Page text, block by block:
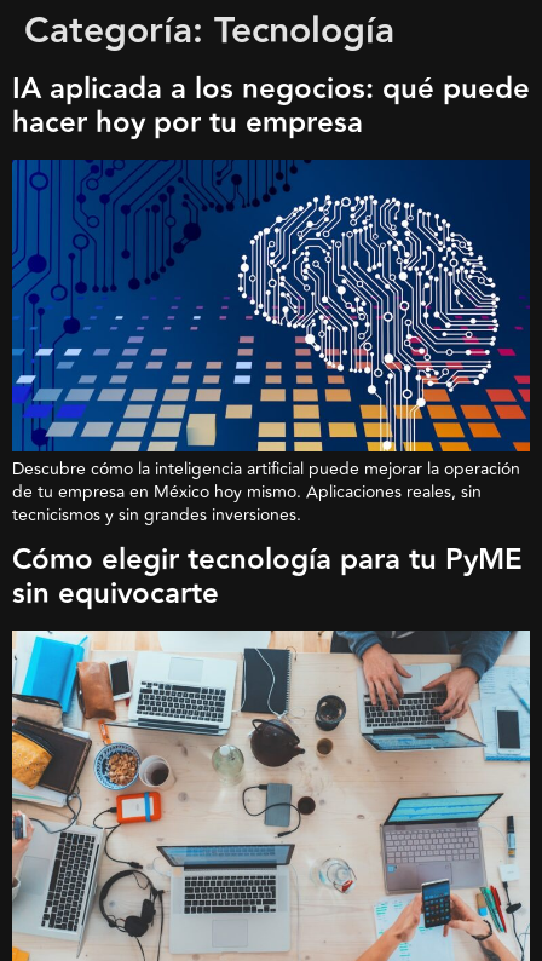
Categoría: Tecnología
IA aplicada a los negocios: qué puede
hacer hoy por tu empresa
Descubre cómo la inteligencia artificial puede mejorar la operación
de tu empresa en México hoy mismo. Aplicaciones reales, sin
tecnicismos y sin grandes inversiones.
Cómo elegir tecnología para tu PyME
sin equivocarte